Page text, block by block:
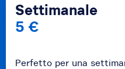
Settimanale
5 €
Perfetto per una